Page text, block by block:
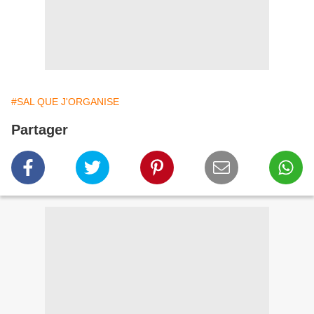
#SAL QUE J'ORGANISE
Partager